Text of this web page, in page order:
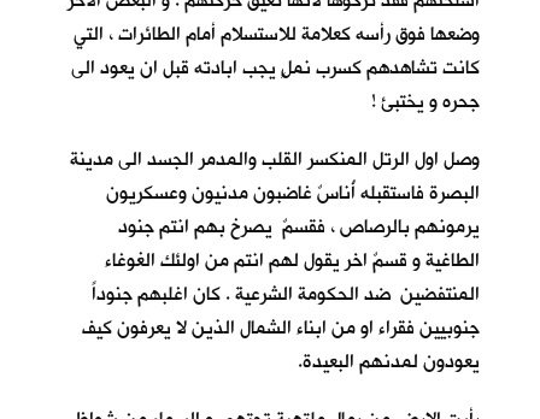
وضعها فوق رأسه كعلامة للاستسلام أمام الطائرات ، التي
كانت تشاهدهم كسرب نملٍ يجب ابادته قبل ان يعود الى
جحره و يختبئ !
وصل اول الرتل المنكسر القلب والمدمر الجسد الى مدينة
البصرة فاستقبله أُناسٌ غاضبون مدنيون وعسكريون
يرمونهم بالرصاص ، فقسمٌ يصرخ بهم انتم جنود
الطاغية و قسمٌ اخر يقول لهم انتم من اولئك الغوغاء
المنتفضين ضد الحكومة الشرعية . كان اغلبهم جنوداً
جنوبيين فقراء او من ابناء الشمال الذين لا يعرفون كيف
يعودون لمدنهم البعيدة.